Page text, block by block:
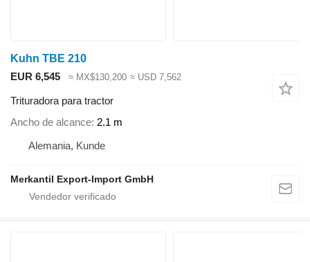
Kuhn TBE 210
EUR 6,545
≈ MX$130,200 ≈ USD 7,562
Trituradora para tractor
Ancho de alcance 2.1 m
Alemania, Kunde
Merkantil Export-Import GmbH